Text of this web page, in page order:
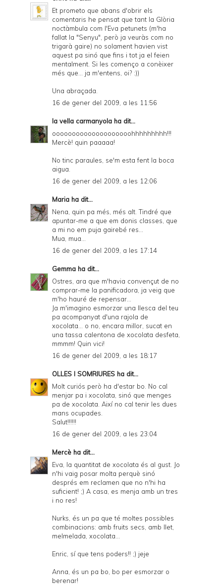
Et prometo que abans d'obrir els
comentaris he pensat que tant la Glòria
noctàmbula com l'Eva petunets (m'ha
fallat la "Senyu", però ja veuràs com no
trigarà gaire) no solament havien vist
aquest pa sinó que fins i tot ja el feien
mentalment. Si les començo a conèixer
més que... ja m'entens, oi? :))
Una abraçada.
16 de gener del 2009, a les 11:56
la vella carmanyola ha dit...
oooooooooooooooooooohhhhhhhhh!!!
Mercè! quin paaaaa!
No tinc paraules, se'm esta fent la boca
aigua.
16 de gener del 2009, a les 12:06
Maria ha dit...
Nena, quin pa més, més alt. Tindré que
apuntar-me a que em donis classes, que
a mi no em puja gairebé res...
Mua, mua...
16 de gener del 2009, a les 17:14
Gemma ha dit...
Ostres, ara que m'havia convençut de no
comprar-me la panificadora, ja veig que
m'ho hauré de repensar...
Ja m'imagino esmorzar una llesca del teu
pa acompanyat d'una rajola de
xocolata... o no, encara millor, sucat en
una tassa calentona de xocolata desfeta,
mmmm! Quin vici!
16 de gener del 2009, a les 18:17
OLLES I SOMRIURES ha dit...
Molt curiós però ha d'estar bo. No cal
menjar pa i xocolata, sinó que menges
pa de xocolata. Així no cal tenir les dues
mans ocupades.
Salut!!!!!!
16 de gener del 2009, a les 23:04
Mercè ha dit...
Eva, la quantitat de xocolata és al gust. Jo
n'hi vaig posar molta perquè sinó
després em reclamen que no n'hi ha
suficient! ;) A casa, es menja amb un tres
i no res!
Nurks, és un pa que té moltes possibles
combinacions: amb fruits secs, amb llet,
melmelada, xocolata...
Enric, sí que tens poders!! ;) jeje
Anna, és un pa bo, bo per esmorzar o
berenar!